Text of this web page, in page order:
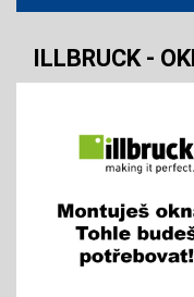
ILLBRUCK -